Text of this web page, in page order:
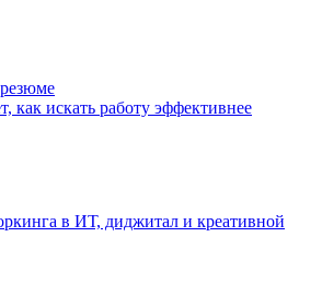
как искать работу эффективнее
в ИТ, диджитал и креативной